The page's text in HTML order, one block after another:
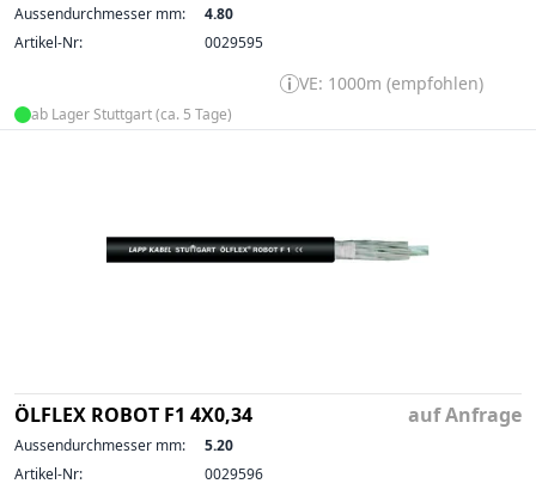
Aussendurchmesser mm:
4.80
Artikel-Nr:
0029595
VE: 1000m (empfohlen)
ab Lager Stuttgart (ca. 5 Tage)
ÖLFLEX ROBOT F1 4X0,34 auf Anfrage
Aussendurchmesser mm:
5.20
Artikel-Nr:
0029596